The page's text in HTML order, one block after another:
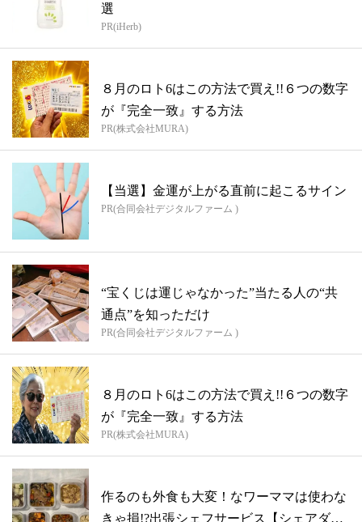
選
PR(iHerb)
８月のロト6はこの方法で買え!!６つの数字
が『完全一致』する方法
PR(株式会社MURA)
【当選】金運が上がる直前に起こるサイン
PR(合同会社デジタルファーム )
“宝くじは運じゃなかった”当たる人の“共
通点”を知っただけ
PR(合同会社デジタルファーム )
８月のロト6はこの方法で買え!!６つの数字
が『完全一致』する方法
PR(株式会社MURA)
作るのも外食も大変！なワーママは使わな
きゃ損!?出張シェフサービス【シェアダイ